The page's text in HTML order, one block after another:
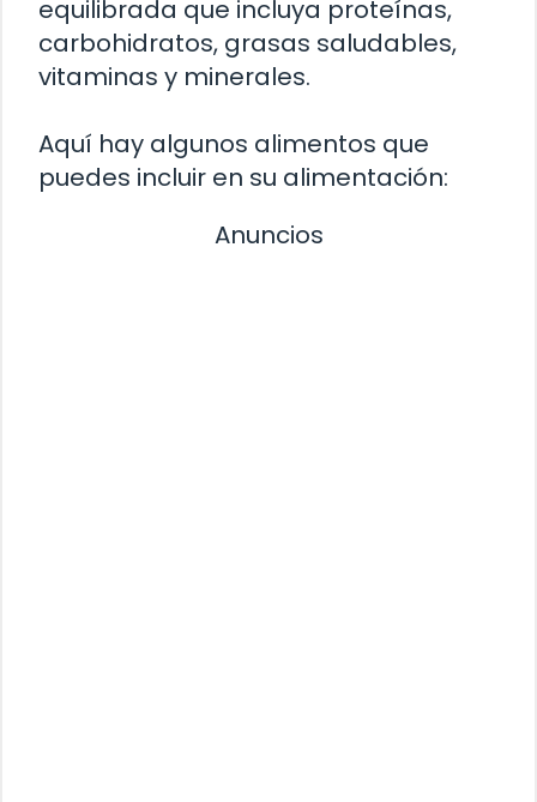
equilibrada que incluya proteínas,
carbohidratos, grasas saludables,
vitaminas y minerales.
Aquí hay algunos alimentos que
puedes incluir en su alimentación:
Anuncios